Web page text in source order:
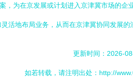
，为在京发展或计划进入京津冀市场的
活地布局业务，从而在京津冀协同发展的
更新时间：2026-
如若转载，请注明出处：http://